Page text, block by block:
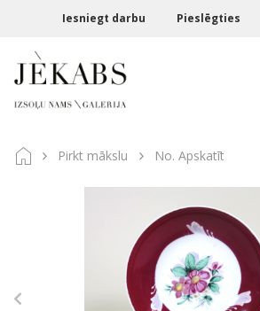
Iesniegt darbu Pieslēgties
Pirkt mākslu No. Apskatīt